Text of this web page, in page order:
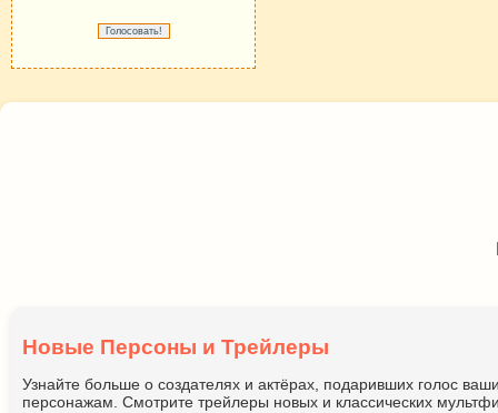
Новые Персоны и Трейлеры
Узнайте больше о создателях и актёрах, подаривших голос
персонажам. Смотрите трейлеры новых и классических